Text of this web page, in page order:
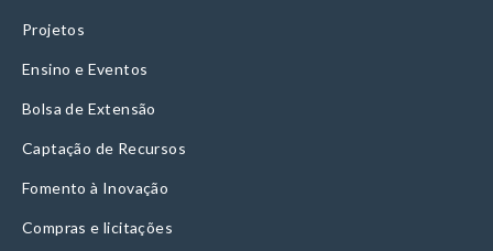
Projetos
Ensino e Eventos
Bolsa de Extensão
Captação de Recursos
Fomento à Inovação
Compras e licitações